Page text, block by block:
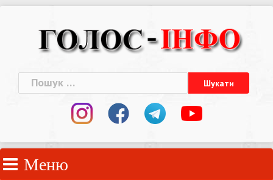
Пошук:
Меню